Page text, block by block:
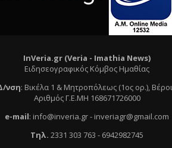
InVeria.gr (Veria - Ιmathia News)
Ειδησεογραφικός Κόμβος Ημαθίας
νση: Βικέλα 1 & Μητροπόλεως (1ος ορ.),
Αριθμός Γ.Ε.ΜΗ 168671726000
e-mail: info@inveria.gr- inveriagr@gmail.com
Τηλ. 2331 303 763 - 6942982745